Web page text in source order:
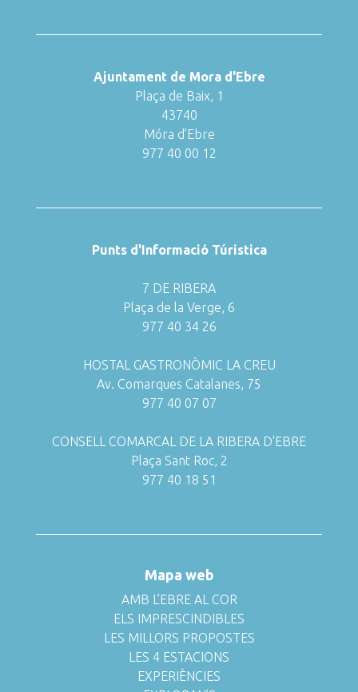
Ajuntament de Mora d'Ebre
Plaça de Baix, 1
43740
Móra d’Ebre
977 40 00 12
Punts d'Informació Túristica
7 DE RIBERA
Plaça de la Verge, 6
977 40 34 26
HOSTAL GASTRONÒMIC LA CREU
Av. Comarques Catalanes, 75
977 40 07 07
CONSELL COMARCAL DE LA RIBERA D'EBRE
Plaça Sant Roc, 2
977 40 18 51
Mapa web
AMB L’EBRE AL COR
ELS IMPRESCINDIBLES
LES MILLORS PROPOSTES
LES 4 ESTACIONS
EXPERIÈNCIES